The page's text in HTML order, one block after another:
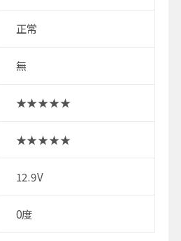
正常
無
★★★★★
★★★★★
12.9V
0度